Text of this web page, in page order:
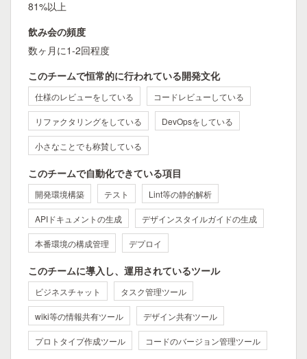
81%以上
飲み会の頻度
数ヶ月に1-2回程度
このチームで恒常的に行われている開発文化
仕様のレビューをしている コードレビューしている
リファクタリングをしている DevOpsをしている
小さなことでも称賛している
このチームで自動化できている項目
開発環境構築 テスト Lint等の静的解析
APIドキュメントの生成 デザインスタイルガイドの生成
本番環境の構成管理 デプロイ
このチームに導入し、運用されているツール
ビジネスチャット タスク管理ツール
wiki等の情報共有ツール デザイン共有ツール
プロトタイプ作成ツール コードのバージョン管理ツール